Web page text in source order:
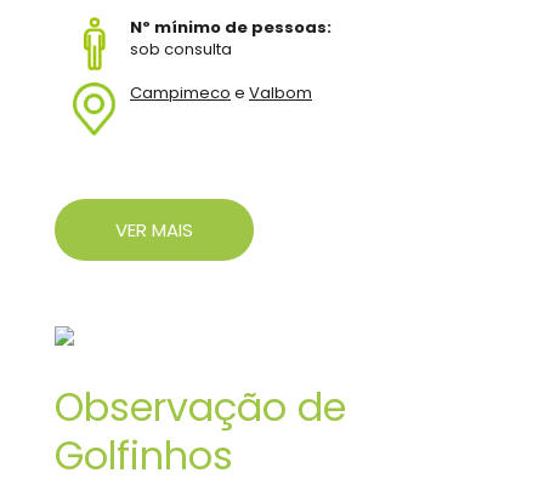
Nº mínimo de pessoas:
sob consulta
Campimeco e Valbom
VER MAIS
Observação de
Golfinhos